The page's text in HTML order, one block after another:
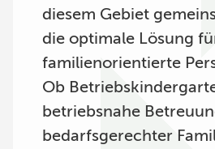
diesem Gebiet
die optimale Lösung
familienorientierte
Ob
betriebsnahe
bedarfsgerechter